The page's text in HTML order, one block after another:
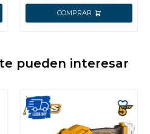
pueden interesar